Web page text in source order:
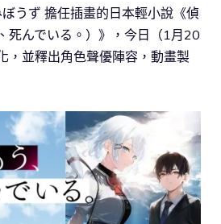
うず 擔任插畫的日本輕小說《偵
死んでいる。）》，今日（1月20
，並釋出角色聲優陣容，動畫製